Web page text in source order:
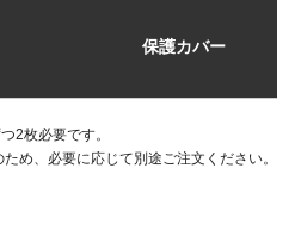
保護カバー
2枚必要です。
め、必要に応じて別途ご注文ください。